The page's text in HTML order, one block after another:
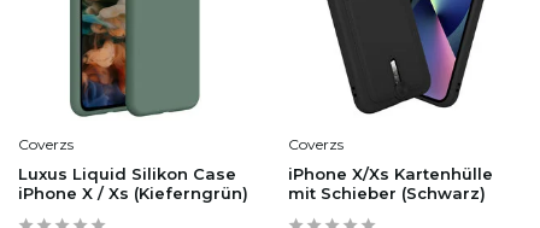
Coverzs
Luxus Liquid Silikon Case
iPhone X / Xs (Kieferngrün)
Coverzs
iPhone X/Xs Kartenhülle
mit Schieber (Schwarz)